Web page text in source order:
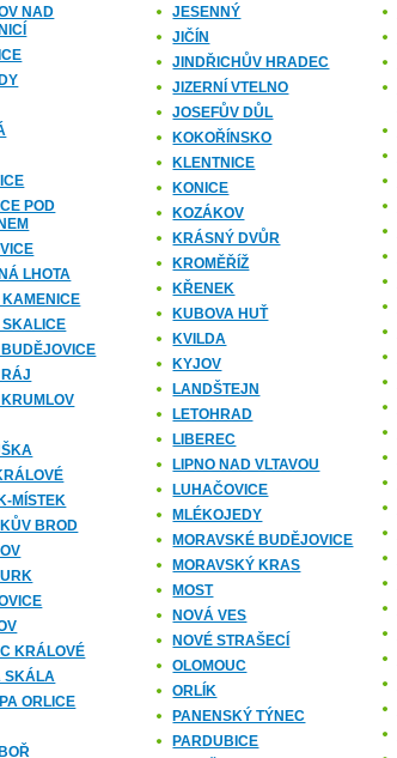
NAD
POD
LHOTA
MÍSTEK
BROD
KRÁLOVÉ
SKÁLA
ORLICE
JESENNÝ
JIČÍN
JINDŘICHŮV HRADEC
JIZERNÍ VTELNO
JOSEFŮV DŮL
KOKOŘÍNSKO
KLENTNICE
KONICE
KOZÁKOV
KRÁSNÝ DVŮR
KROMĚŘÍŽ
KŘENEK
KUBOVA HUŤ
KVILDA
KYJOV
LANDŠTEJN
LETOHRAD
LIBEREC
LIPNO NAD VLTAVOU
LUHAČOVICE
MLÉKOJEDY
MORAVSKÉ BUDĚJOVICE
MORAVSKÝ KRAS
MOST
NOVÁ VES
NOVÉ STRAŠECÍ
OLOMOUC
ORLÍK
PANENSKÝ TÝNEC
PARDUBICE